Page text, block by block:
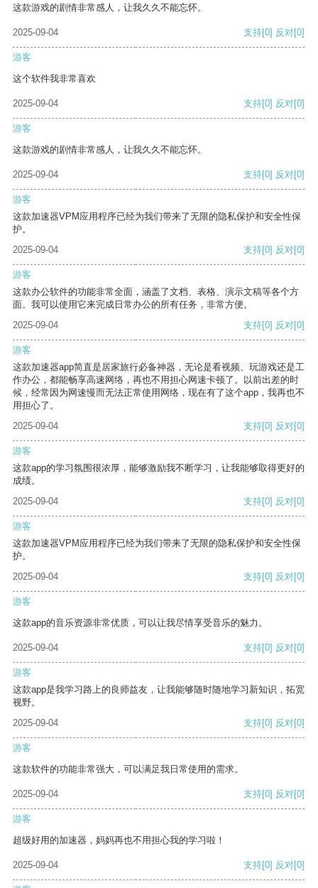
这款游戏的剧情非常感人，让我久久不能忘怀。
2025-09-04 支持[0] 反对[0]
游客
这个软件我非常喜欢
2025-09-04 支持[0] 反对[0]
游客
这款游戏的剧情非常感人，让我久久不能忘怀。
2025-09-04 支持[0] 反对[0]
游客
这款加速器VPM应用程序已经为我们带来了无限的隐私保护和安全性保
护。
2025-09-04
支持[0] 反对[0]
游客
这款办公软件的功能非常全面，涵盖了文档、表格、演示文稿等各个方
面。我可以使用它来完成日常办公的所有任务，非常方便。
2025-09-04
支持[0] 反对[0]
游客
这款加速器app简直是居家旅行必备神器，无论是看视频、玩游戏还是工
作办公，都能畅享高速网络，再也不用担心网速卡顿了。以前出差的时
候，经常因为网速慢而无法正常使用网络，现在有了这个app，我再也不
用担心了。
2025-09-04
支持[0] 反对[0]
游客
这款app的学习氛围很浓厚，能够激励我不断学习，让我能够取得更好的
成绩。
2025-09-04
支持[0] 反对[0]
游客
这款加速器VPM应用程序已经为我们带来了无限的隐私保护和安全性保
护。
2025-09-04
支持[0] 反对[0]
游客
这款app的音乐资源非常优质，可以让我尽情享受音乐的魅力。
2025-09-04 支持[0] 反对[0]
游客
这款app是我学习路上的良师益友，让我能够随时随地学习新知识，拓宽
视野。
2025-09-04
支持[0] 反对[0]
游客
这款软件的功能非常强大，可以满足我日常使用的需求。
2025-09-04 支持[0] 反对[0]
游客
超级好用的加速器，妈妈再也不用担心我的学习啦！
2025-09-04 支持[0] 反对[0]